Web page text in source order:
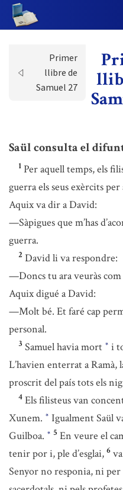
Primer
llibre de
Samuel 27
Saül consulta el
1 Per aquell temps, els
guerra els seus exèrcits
Aquix va dir a David:
—Sàpigues que m’has
guerra.
2 David li va respondre:
—Doncs tu ara veuràs
Aquix digué a David:
—Molt bé. Et faré cap
personal.
3 Samuel havia mort * i
L’havien enterrat a Ramà,
proscrit del país tots els
4 Els filisteus van
Xunem. * Igualment Saül
Guilboa. * 5 En veure el
tenir por i, ple d’esglai, 6
Senyor no responia, ni